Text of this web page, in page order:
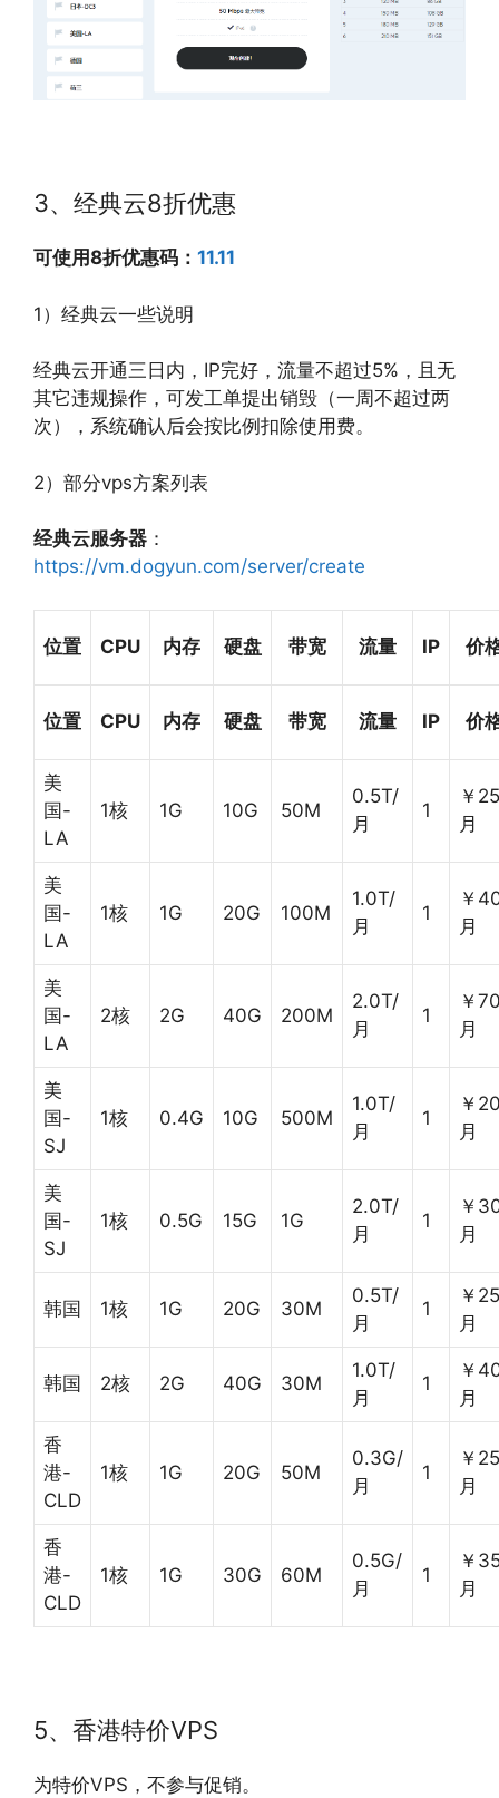
3、经典云8折优惠
可使用8折优惠码： 11.11
1）经典云一些说明
经典云开通三日内，IP完好，流量不超过5%，且无
其它违规操作，可发工单提出销毁（一周不超过两
次），系统确认后会按比例扣除使用费。
2）部分vps方案列表
经典云服务器 ：
https://vm.dogyun.com/server/create
位置 CPU 内存 硬盘 带宽 流量 IP 价
位置 CPU 内存 硬盘 带宽 流量 IP 价
美
国-
LA
1核 1G 10G 50M
0.5T/
月
1
￥
月
美
国-
LA
1核 1G 20G 100M
1.0T/
月
1
￥
月
美
国-
LA
2核 2G 40G 200M
2.0T/
月
1
￥
月
美
国-
SJ
1核 0.4G 10G 500M
1.0T/
月
1
￥
月
美
国-
SJ
1核 0.5G 15G 1G
2.0T/
月
1
￥
月
韩国 1核 1G 20G 30M
0.5T/
月
1
￥
月
韩国 2核 2G 40G 30M
1.0T/
月
1
￥
月
香
港-
CLD
1核 1G 20G 50M
0.3G/
月
1
￥
月
香
港-
CLD
1核 1G 30G 60M
0.5G/
月
1
￥
月
5、香港特价VPS
为特价VPS，不参与促销。